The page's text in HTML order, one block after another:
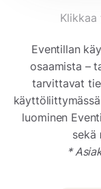
Klikkaa
Eventillan
osaamista –
tarvittavat
luominen
sekä
*